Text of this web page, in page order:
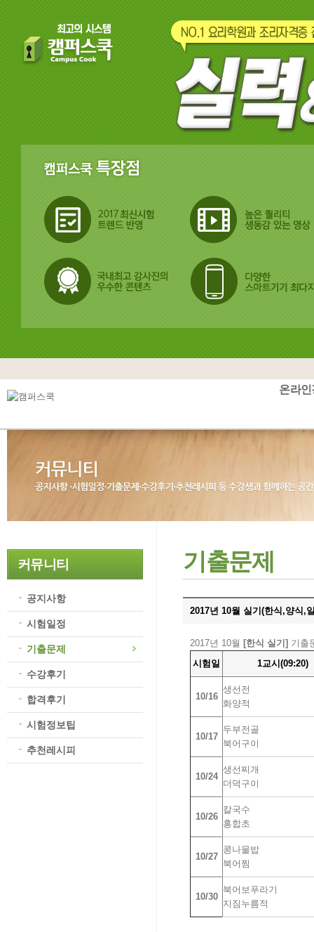
온라인
커뮤니티
공지사항
시험일정
기출문제
수강후기
합격후기
시험정보팁
추천레시피
기출문제
2017년 10월 실기(한식,양식,
2017년 10월 [한식 실기] 기출
시험일
1교시(09:20)
10/16
생선전
화양적
10/17
두부전골
북어구이
10/24
생선찌개
더덕구이
10/26
칼국수
홍합초
10/27
콩나물밥
북어찜
10/30
북어보푸라기
지짐누름적